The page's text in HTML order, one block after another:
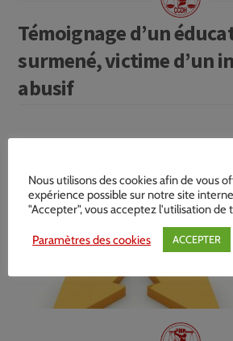
Témoignage d’un
surmené, victime d’un
abusif
Nous utilisons des cookies afin de vous
expérience possible sur notre site
"Accepter", vous acceptez l'utilisation de
Paramètres des cookies ACCEPTER